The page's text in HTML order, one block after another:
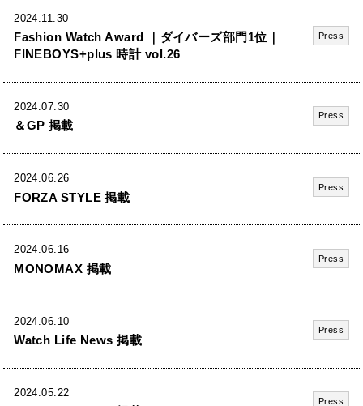
2024.11.30
Fashion Watch Award ｜ダイバーズ部門1位｜
FINEBOYS+plus 時計 vol.26
Press
2024.07.30
＆GP 掲載
Press
2024.06.26
FORZA STYLE 掲載
Press
2024.06.16
MONOMAX 掲載
Press
2024.06.10
Watch Life News 掲載
Press
2024.05.22
Press